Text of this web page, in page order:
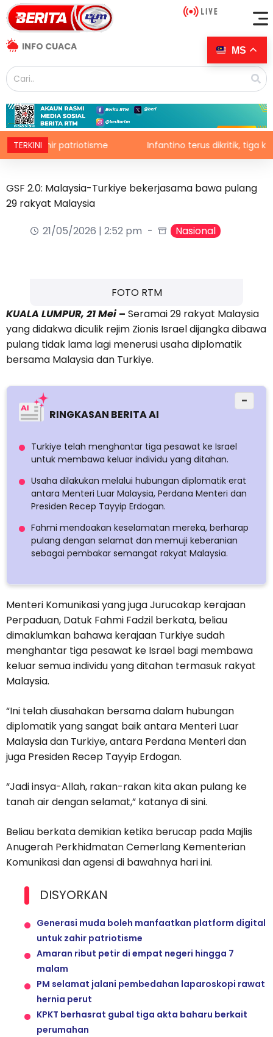
INFO CUACA
TERKINI
zahir patriotisme Infantino terus dikritik, tiga
GSF 2.0: Malaysia-Turkiye bekerjasama bawa pulang
29 rakyat Malaysia
21/05/2026 | 2:52 pm
Nasional
FOTO RTM
KUALA LUMPUR, 21 Mei– Seramai 29 rakyat Malaysia
yang didakwa diculik rejim Zionis Israel dijangka dibawa
pulang tidak lama lagi menerusi usaha diplomatik
bersama Malaysia dan Turkiye.
RINGKASAN BERITA AI
−
Turkiye telah menghantar tiga pesawat ke Israel
untuk membawa keluar individu yang ditahan.
Usaha dilakukan melalui hubungan diplomatik erat
antara Menteri Luar Malaysia, Perdana Menteri dan
Presiden Recep Tayyip Erdogan.
Fahmi mendoakan keselamatan mereka, berharap
pulang dengan selamat dan memuji keberanian
sebagai pembakar semangat rakyat Malaysia.
Menteri Komunikasi yang juga Jurucakap kerajaan
Perpaduan, Datuk Fahmi Fadzil berkata, beliau
dimaklumkan bahawa kerajaan Turkiye sudah
menghantar tiga pesawat ke Israel bagi membawa
keluar semua individu yang ditahan termasuk rakyat
Malaysia.
“Ini telah diusahakan bersama dalam hubungan
diplomatik yang sangat baik antara Menteri Luar
Malaysia dan Turkiye, antara Perdana Menteri dan
juga Presiden Recep Tayyip Erdogan.
“Jadi insya-Allah, rakan-rakan kita akan pulang ke
tanah air dengan selamat,” katanya di sini.
Beliau berkata demikian ketika berucap pada Majlis
Anugerah Perkhidmatan Cemerlang Kementerian
Komunikasi dan agensi di bawahnya hari ini.
DISYORKAN
Generasi muda boleh manfaatkan platform digital
untuk zahir patriotisme
Amaran ribut petir di empat negeri hingga 7
malam
PM selamat jalani pembedahan laparoskopi rawat
hernia perut
KPKT berhasrat gubal tiga akta baharu berkait
perumahan
MS